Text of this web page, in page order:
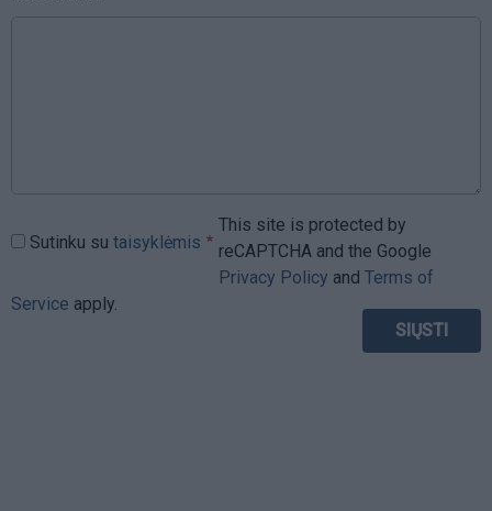
Sutinku su taisyklėmis
This site is protected by
reCAPTCHA and the Google
Privacy Policy and Terms of
Service apply.